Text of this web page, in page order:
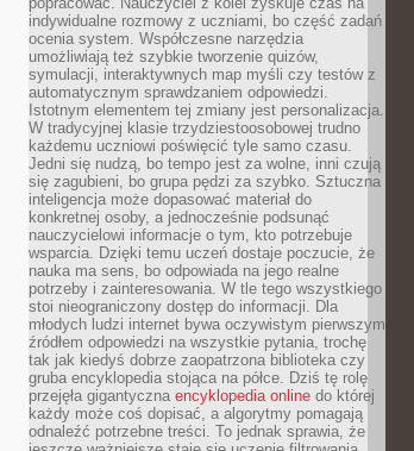
indywidualne rozmowy z uczniami, bo część zadań
ocenia system. Współczesne narzędzia
umożliwiają też szybkie tworzenie quizów,
symulacji, interaktywnych map myśli czy testów z
automatycznym sprawdzaniem odpowiedzi.
Istotnym elementem tej zmiany jest personalizacja.
W tradycyjnej klasie trzydziestoosobowej trudno
każdemu uczniowi poświęcić tyle samo czasu.
Jedni się nudzą, bo tempo jest za wolne, inni czują
się zagubieni, bo grupa pędzi za szybko. Sztuczna
inteligencja może dopasować materiał do
konkretnej osoby, a jednocześnie podsunąć
nauczycielowi informacje o tym, kto potrzebuje
wsparcia. Dzięki temu uczeń dostaje poczucie, że
nauka ma sens, bo odpowiada na jego realne
potrzeby i zainteresowania. W tle tego wszystkiego
stoi nieograniczony dostęp do informacji. Dla
młodych ludzi internet bywa oczywistym pierwszym
źródłem odpowiedzi na wszystkie pytania, trochę
tak jak kiedyś dobrze zaopatrzona biblioteka czy
gruba encyklopedia stojąca na półce. Dziś tę rolę
przejęła gigantyczna encyklopedia online do której
każdy może coś dopisać, a algorytmy pomagają
odnaleźć potrzebne treści. To jednak sprawia, że